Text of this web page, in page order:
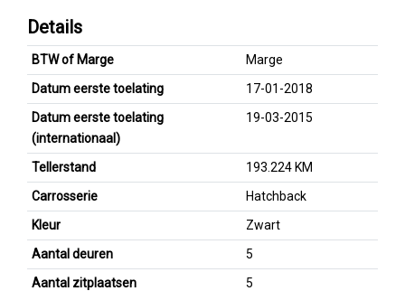
Details
BTW of Marge
Marge
Datum eerste toelating
17-01-2018
Datum eerste toelating
(internationaal)
19-03-2015
Tellerstand
193.224 KM
Carrosserie
Hatchback
Kleur
Zwart
Aantal deuren
5
Aantal zitplaatsen
5